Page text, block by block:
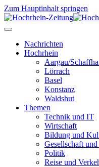
Zum Hauptinhalt springen
Nachrichten
Hochrhein
Aargau/
Lörrach
Basel
Konstanz
Waldshut
Themen
Technik und IT
Wirtschaft
Bildung und
Gesellschaft
Politik
Reise und